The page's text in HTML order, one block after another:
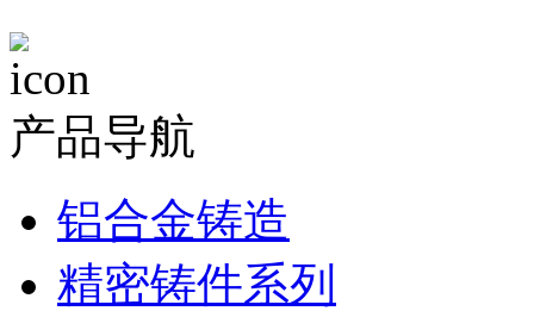
产品导航
铝合金铸造
精密铸件系列